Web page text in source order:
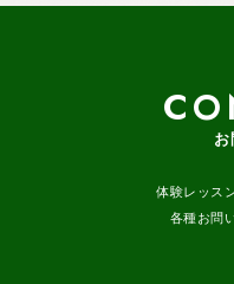
体験レッス
各種お問